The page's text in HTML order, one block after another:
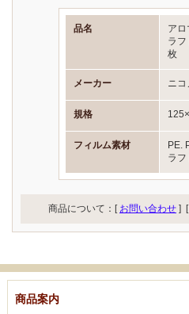
品名
アロ
ラ
枚
メーカー ニコ
規格
フィルム素材
PE.
ラフ
商品について：[ お問い合わせ ] [
商品案内